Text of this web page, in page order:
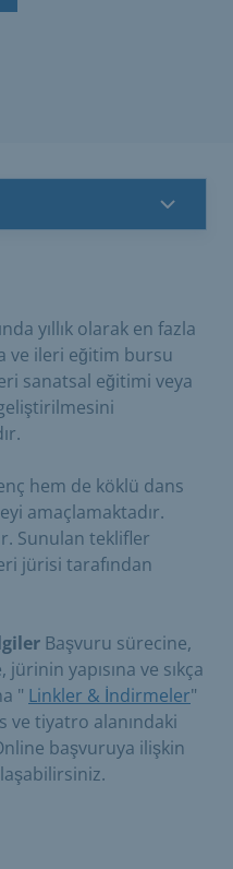
yıllık olarak en fazla
ve ileri eğitim bursu
sanatsal eğitimi veya
hem de köklü dans
amaçlamaktadır.
Sunulan teklifler
jürisi tarafından
Başvuru sürecine,
yapısına ve sıkça
" Linkler & İndirmeler"
ve tiyatro alanındaki
başvuruya ilişkin